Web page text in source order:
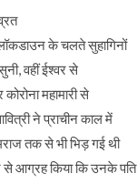
के चलते सुहागिनों
वहीं ईश्वर से
महामारी से
ने प्राचीन काल में
तक से भी भिड़ गई थी
आग्रह किया कि उनके पति